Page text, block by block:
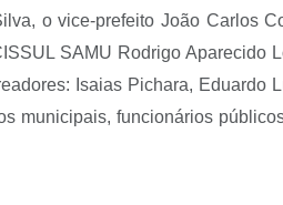
vice-prefeito João Carlos
SAMU Rodrigo Aparecido
Isaias Pichara, Eduardo
municipais, funcionários